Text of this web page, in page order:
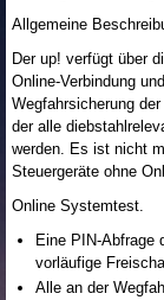
Allgemeine
Der up! verfügt über
Online-Verbindung
Wegfahrsicherung
der alle
werden. Es ist nicht
Steuergeräte ohne
Online Systemtest.
Eine PIN-Abfrage
vorläufige
Alle an der